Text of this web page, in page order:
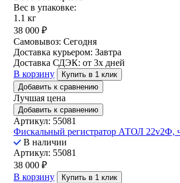
Вес в упаковке:
1.1 кг
38 000 ₽
Самовывоз: Сегодня
Доставка курьером: Завтра
Доставка СДЭК: от 3х дней
В корзину
Купить в 1 клик
Добавить к сравнению
Лучшая цена
Добавить к сравнению
Артикул: 55081
Фискальный регистратор АТОЛ 22v2Ф,
В наличии
Артикул: 55081
38 000 ₽
В корзину
Купить в 1 клик